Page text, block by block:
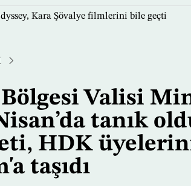
Kara Şövalye filmlerini bile geçti
Valisi
tanık
HDK
taşıdı